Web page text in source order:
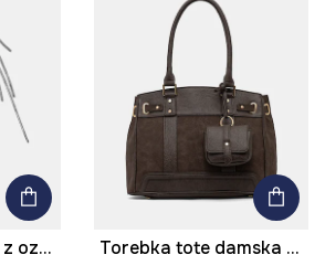
Kolczyki damskie z ozdobnymi łańcuszkami
Torebka tote damska z saszetką